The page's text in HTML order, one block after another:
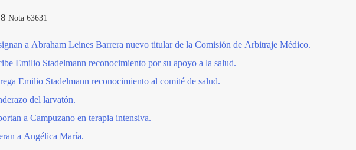
Nota 63631
a Abraham Leines Barrera nuevo titular de la Comisión de Arbitraje Médico.
Emilio Stadelmann reconocimiento por su apoyo a la salud.
Emilio Stadelmann reconocimiento al comité de salud.
del larvatón.
a Campuzano en terapia intensiva.
a Angélica María.